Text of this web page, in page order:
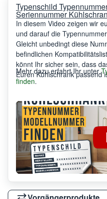
Typenschild
Seriennummer
In diesem Video zeigen wir
und darauf die
Gleicht unbedingt diese
befindlichen
könnt Ihr sicher sein, dass
Euren Kühlschrank passend
Mehr dazu erfahrt Ihr unter
finden.